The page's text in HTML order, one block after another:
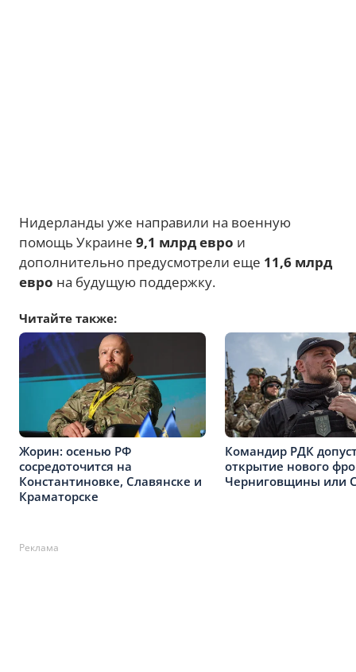
Нидерланды уже направили на военную
помощь Украине 9,1 млрд евро и
дополнительно предусмотрели еще 11,6 млрд
евро на будущую поддержку.
Читайте также:
Жорин: осенью РФ
сосредоточится на
Константиновке, Славянске и
Краматорске
Командир РДК
открытие нового
Черниговщины или
Реклама